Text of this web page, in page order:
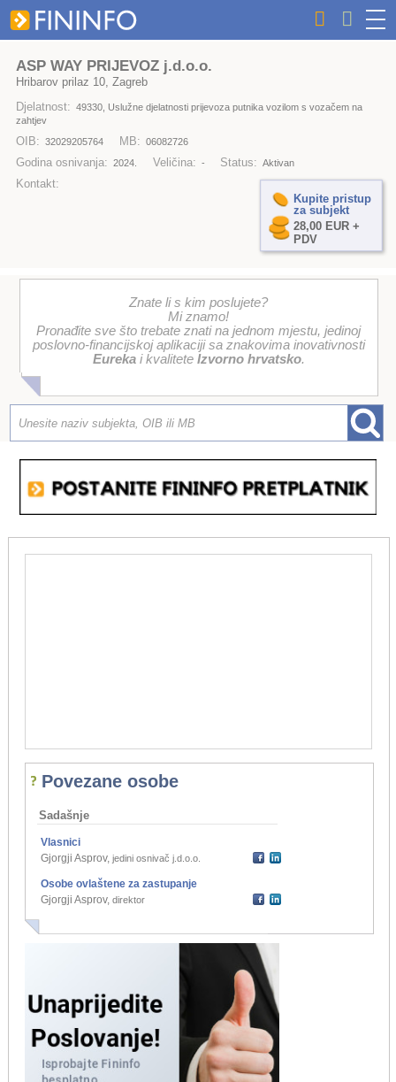
ASP WAY PRIJEVOZ j.d.o.o.
Hribarov prilaz 10, Zagreb
Djelatnost: 49330, Uslužne djelatnosti prijevoza putnika vozilom s vozačem na
zahtjev
OIB: 32029205764 MB: 06082726
Godina osnivanja: 2024. Veličina: - Status: Aktivan
Kontakt:
Kupite pristup
za subjekt
28,00 EUR +
PDV
Znate li s kim poslujete?
Mi znamo!
Pronađite sve što trebate znati na jednom mjestu, jedinoj
poslovno-financijskoj aplikaciji sa znakovima inovativnosti
Eurekai kvalitete Izvorno hrvatsko.
Povezane osobe
Sadašnje
Vlasnici
Gjorgji Asprov, jedini osnivač j.d.o.o.
Osobe ovlaštene za zastupanje
Gjorgji Asprov, direktor